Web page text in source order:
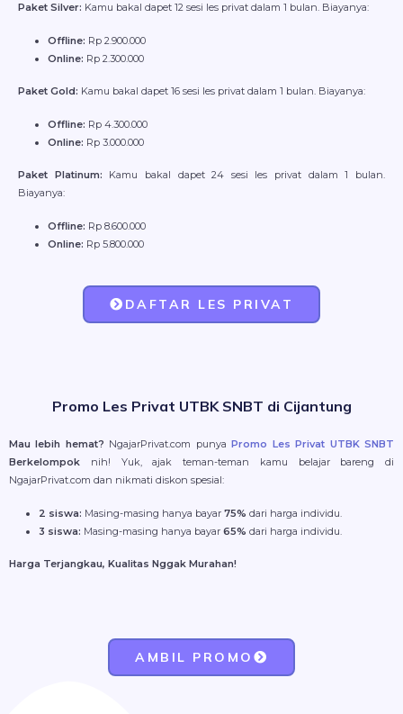
Paket Silver: Kamu bakal dapet 12 sesi les privat dalam 1 bulan. Biayanya:
Offline: Rp 2.900.000
Online: Rp 2.300.000
Paket Gold: Kamu bakal dapet 16 sesi les privat dalam 1 bulan. Biayanya:
Offline: Rp 4.300.000
Online: Rp 3.000.000
Paket Platinum: Kamu bakal dapet 24 sesi les privat dalam 1 bulan.
Biayanya:
Offline: Rp 8.600.000
Online: Rp 5.800.000
DAFTAR LES PRIVAT
Promo Les Privat UTBK SNBT di Cijantung
Mau lebih hemat? NgajarPrivat.com punyaPromo Les Privat UTBK SNBT
Berkelompok nih! Yuk, ajak teman-teman kamu belajar bareng di
NgajarPrivat.com dan nikmati diskon spesial:
2 siswa: Masing-masing hanya bayar 75% dari harga individu.
3 siswa: Masing-masing hanya bayar 65% dari harga individu.
Harga Terjangkau, Kualitas Nggak Murahan!
AMBIL PROMO